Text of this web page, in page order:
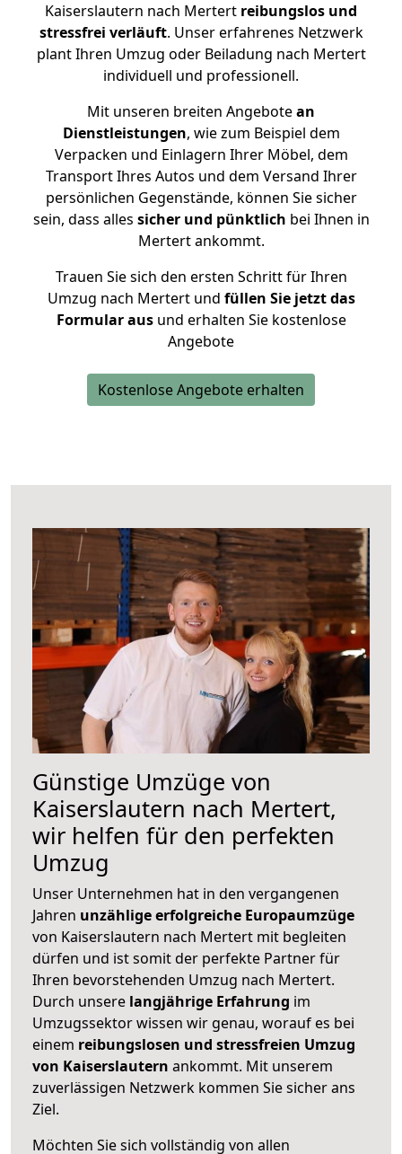
Kaiserslautern nach Mertert reibungslos und
stressfrei verläuft. Unser erfahrenes Netzwerk
plant Ihren Umzug oder Beiladung nach Mertert
individuell und professionell.
Mit unseren breiten Angebotean
Dienstleistungen, wie zum Beispiel dem
Verpacken und Einlagern Ihrer Möbel, dem
Transport Ihres Autos und dem Versand Ihrer
persönlichen Gegenstände, können Sie sicher
sein, dass alles sicher und pünktlich bei Ihnen in
Mertert ankommt.
Trauen Sie sich den ersten Schritt für Ihren
Umzug nach Mertert und füllen Sie jetzt das
Formular ausund erhalten Sie kostenlose
Angebote
Kostenlose Angebote erhalten
Günstige Umzüge von
Kaiserslautern nach Mertert,
wir helfen für den perfekten
Umzug
Unser Unternehmen hat in den vergangenen
Jahren unzählige erfolgreiche Europaumzüge
von Kaiserslautern nach Mertert mit begleiten
dürfen und ist somit der perfekte Partner für
Ihren bevorstehenden Umzug nach Mertert.
Durch unsere langjährige Erfahrung im
Umzugssektor wissen wir genau, worauf es bei
einem reibungslosen und stressfreien Umzug
von Kaiserslautern ankommt. Mit unserem
zuverlässigen Netzwerk kommen Sie sicher ans
Ziel.
Möchten Sie sich vollständig von allen